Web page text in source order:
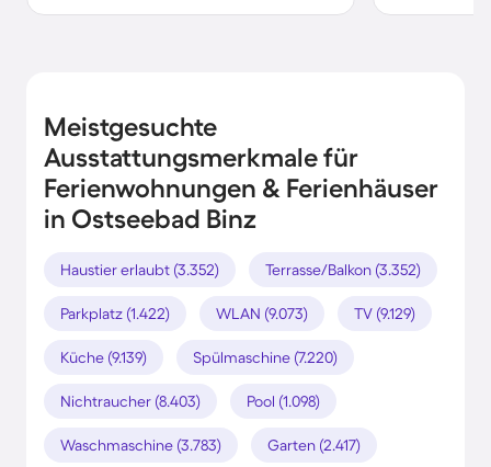
Meistgesuchte
Ausstattungsmerkmale für
Ferienwohnungen & Ferienhäuser
in Ostseebad Binz
Haustier erlaubt (3.352) Terrasse/Balkon (3.352)
Parkplatz (1.422) WLAN (9.073) TV (9.129)
Küche (9.139) Spülmaschine (7.220)
Nichtraucher (8.403) Pool (1.098)
Waschmaschine (3.783) Garten (2.417)